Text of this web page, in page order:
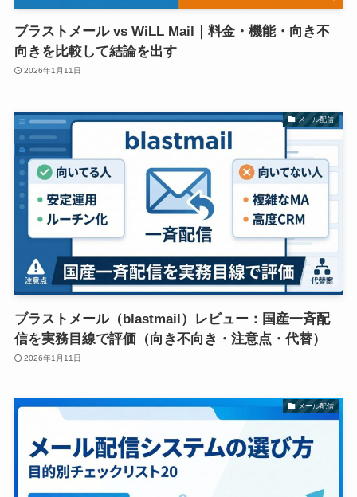
ブラストメール vs WiLL Mail｜料金・機能・向き不
向きを比較して結論を出す
2026年1月11日
メール配信
ブラストメール（blastmail）レビュー：国産一斉配
信を実務目線で評価（向き不向き・注意点・代替）
2026年1月11日
メール配信